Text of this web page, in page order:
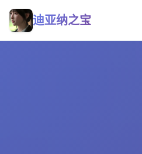
迪亚纳之宝